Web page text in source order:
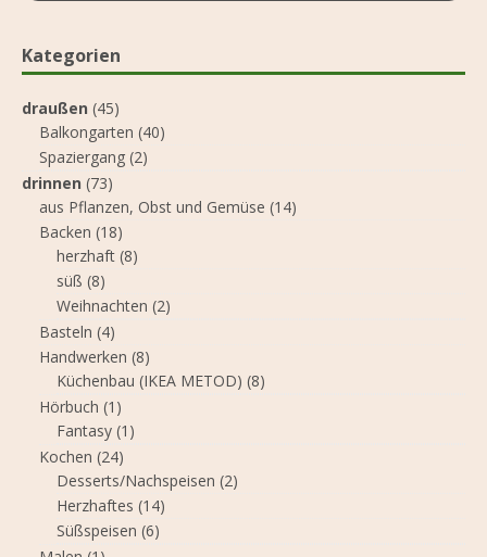
Kategorien
draußen (45)
Balkongarten (40)
Spaziergang (2)
drinnen (73)
aus Pflanzen, Obst und Gemüse (14)
Backen (18)
herzhaft (8)
süß (8)
Weihnachten (2)
Basteln (4)
Handwerken (8)
Küchenbau (IKEA METOD) (8)
Hörbuch (1)
Fantasy (1)
Kochen (24)
Desserts/Nachspeisen (2)
Herzhaftes (14)
Süßspeisen (6)